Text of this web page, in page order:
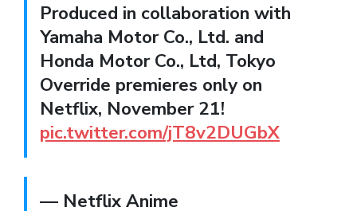
Produced in collaboration with
Yamaha Motor Co., Ltd. and
Honda Motor Co., Ltd, Tokyo
Override premieres only on
Netflix, November 21!
pic.twitter.com/jT8v2DUGbX
— Netflix Anime